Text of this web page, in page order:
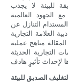
للبيئة لا يجذب
الجهود العالمية
التنازل عن
العلامة التجارية
مناهج عملية
التجارية الحديثة
الصديق للبيئة